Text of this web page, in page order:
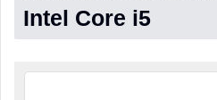
Intel Core i5